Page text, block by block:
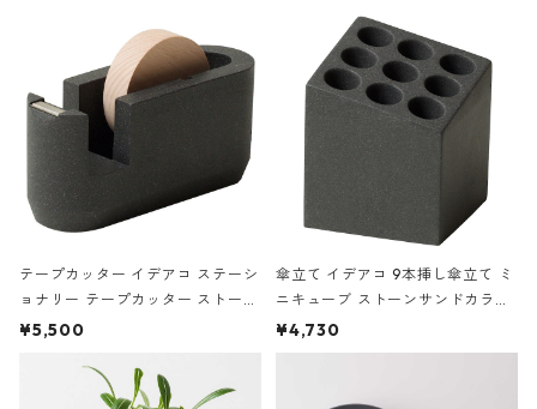
テープカッター イデアコ ステーシ
ョナリー テープカッター ストーン
サンドカラー 石調 ideaco Station
¥5,500
傘立て イデアコ 9本挿し傘立て ミ
ニキューブ ストーンサンドカラー
石調 ideaco Umbrella Stand CUB
E ストーンサンドブラック
¥4,730